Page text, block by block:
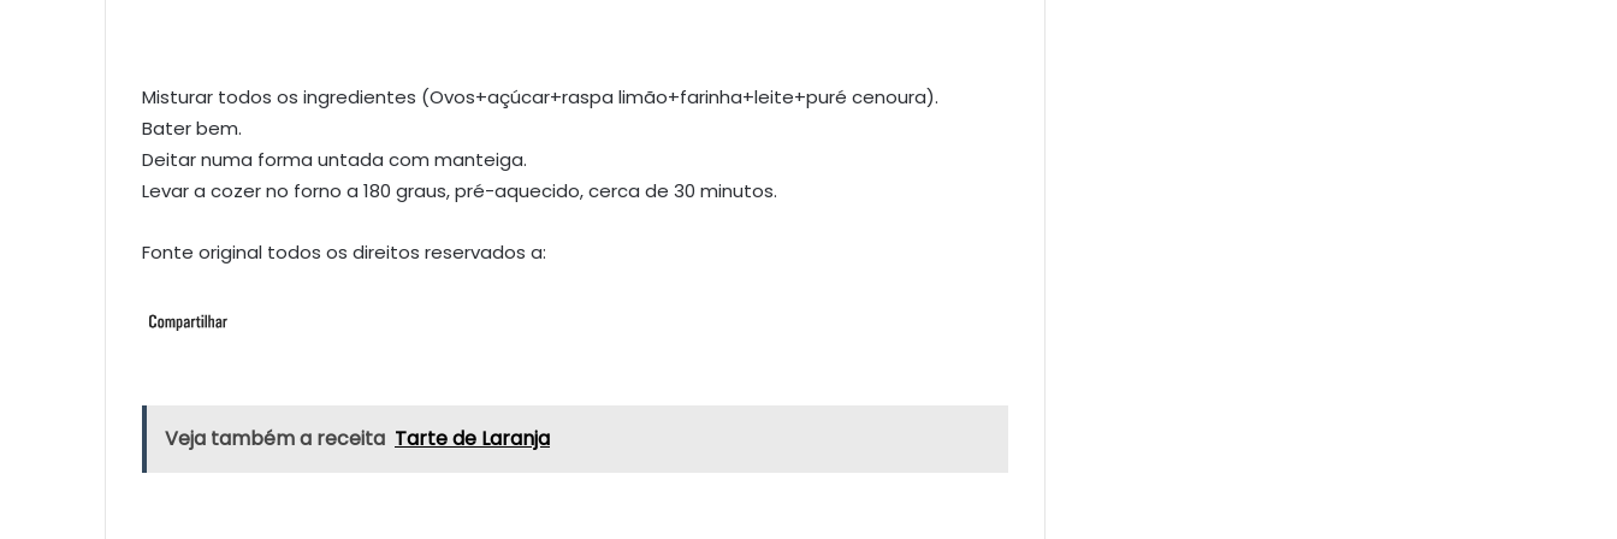
Misturar todos os ingredientes (Ovos+açúcar+raspa limão+farinha+leite+puré cenoura).
Bater bem.
Deitar numa forma untada com manteiga.
Levar a cozer no forno a 180 graus, pré-aquecido, cerca de 30 minutos.
Fonte original todos os direitos reservados a:
Veja também a receita Tarte de Laranja